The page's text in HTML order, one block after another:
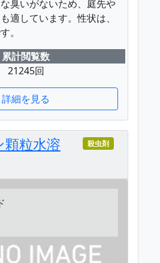
臭いがないため、庭先や
適しています。性状は、
。
累計閲覧数
21245回
詳細を見る
粒水溶
殺虫剤